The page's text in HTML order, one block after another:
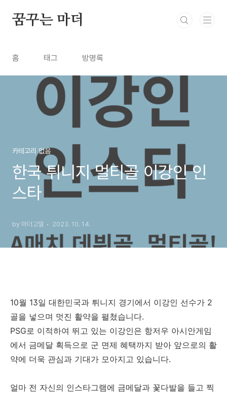
꿈꾸는 마더
홈 태그 방명록
카테고리 없음
한국 튀니지 멀티골 이강인 인
스타
by 마더고델 2023. 10. 14.
10월 13일 대한민국과 튀니지 경기에서 이강인 선수가 2
골을 넣으며 멋진 활약을 펼쳤습니다.
PSG로 이적하여 뛰고 있는 이강인은 항저우 아시안게임
에서 금메달 획득으로 군 면제 혜택까지 받아 앞으로의 활
약에 더욱 관심과 기대가 모아지고 있습니다.
얼마 전 자신의 인스타그램에 금메달과 꽃다발을 들고 찍